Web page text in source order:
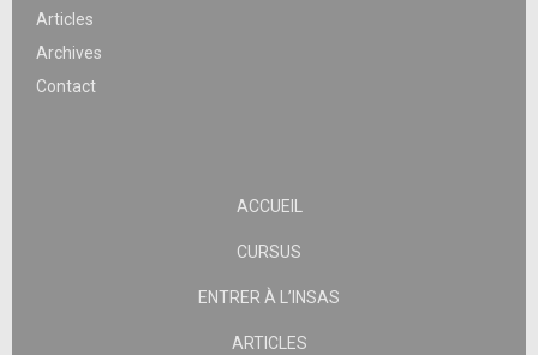
Articles
Archives
Contact
ACCUEIL
CURSUS
ENTRER À L’INSAS
ARTICLES